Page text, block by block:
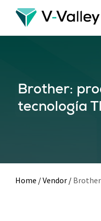
Skip
main
Brother:
tecnología
Home /Vendor / Brother